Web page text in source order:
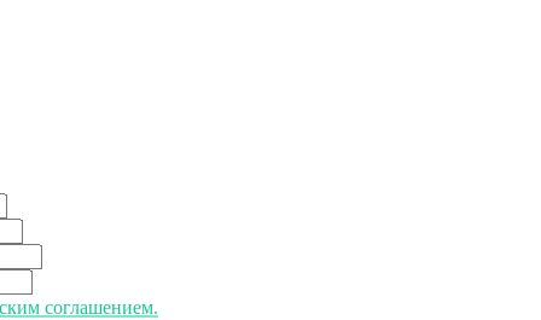
соглашением.